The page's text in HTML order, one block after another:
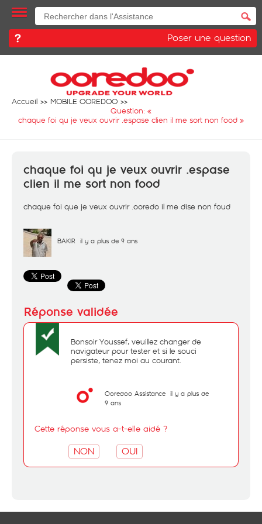
Poser une question
Accueil
MOBILE OOREDOO
Question: «
chaque foi qu je veux ouvrir .espase clien il me sort non food »
chaque foi qu je veux ouvrir .espase
clien il me sort non food
chaque foi que je veux ouvrir .ooredo il me dise non foud
BAKIR il y a plus de 9 ans
Bonsoir Youssef, veuillez changer de
navigateur pour tester et si le souci
persiste, tenez moi au courant.
Ooredoo Assistance il y a plus de
9 ans
Cette réponse vous a-t-elle aidé ?
NON OUI